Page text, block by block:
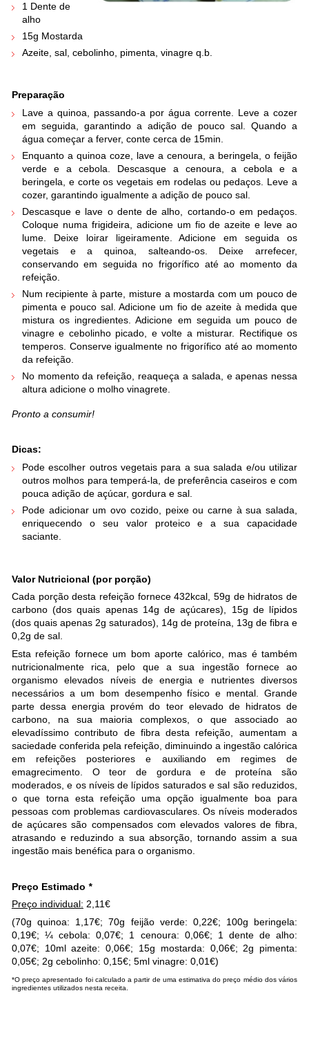
1 Dente de
alho
15g Mostarda
Azeite, sal, cebolinho, pimenta, vinagre q.b.
Preparação
Lave a quinoa, passando-a por água corrente. Leve a cozer
em seguida, garantindo a adição de pouco sal. Quando a
água começar a ferver, conte cerca de 15min.
Enquanto a quinoa coze, lave a cenoura, a beringela, o feijão
verde e a cebola. Descasque a cenoura, a cebola e a
beringela, e corte os vegetais em rodelas ou pedaços. Leve a
cozer, garantindo igualmente a adição de pouco sal.
Descasque e lave o dente de alho, cortando-o em pedaços.
Coloque numa frigideira, adicione um fio de azeite e leve ao
lume. Deixe loirar ligeiramente. Adicione em seguida os
vegetais e a quinoa, salteando-os. Deixe arrefecer,
conservando em seguida no frigorífico até ao momento da
refeição.
Num recipiente à parte, misture a mostarda com um pouco de
pimenta e pouco sal. Adicione um fio de azeite à medida que
mistura os ingredientes. Adicione em seguida um pouco de
vinagre e cebolinho picado, e volte a misturar. Rectifique os
temperos. Conserve igualmente no frigorífico até ao momento
da refeição.
No momento da refeição, reaqueça a salada, e apenas nessa
altura adicione o molho vinagrete.
Pronto a consumir!
Dicas:
Pode escolher outros vegetais para a sua salada e/ou utilizar
outros molhos para temperá-la, de preferência caseiros e com
pouca adição de açúcar, gordura e sal.
Pode adicionar um ovo cozido, peixe ou carne à sua salada,
enriquecendo o seu valor proteico e a sua capacidade
saciante.
Valor Nutricional (por porção)
Cada porção desta refeição fornece 432kcal, 59g de hidratos de
carbono (dos quais apenas 14g de açúcares), 15g de lípidos
(dos quais apenas 2g saturados), 14g de proteína, 13g de fibra e
0,2g de sal.
Esta refeição fornece um bom aporte calórico, mas é também
nutricionalmente rica, pelo que a sua ingestão fornece ao
organismo elevados níveis de energia e nutrientes diversos
necessários a um bom desempenho físico e mental. Grande
parte dessa energia provém do teor elevado de hidratos de
carbono, na sua maioria complexos, o que associado ao
elevadíssimo contributo de fibra desta refeição, aumentam a
saciedade conferida pela refeição, diminuindo a ingestão calórica
em refeições posteriores e auxiliando em regimes de
emagrecimento. O teor de gordura e de proteína são
moderados, e os níveis de lípidos saturados e sal são reduzidos,
o que torna esta refeição uma opção igualmente boa para
pessoas com problemas cardiovasculares. Os níveis moderados
de açúcares são compensados com elevados valores de fibra,
atrasando e reduzindo a sua absorção, tornando assim a sua
ingestão mais benéfica para o organismo.
Preço Estimado *
Preço individual: 2,11€
(70g quinoa: 1,17€; 70g feijão verde: 0,22€; 100g beringela:
0,19€; ¼ cebola: 0,07€; 1 cenoura: 0,06€; 1 dente de alho:
0,07€; 10ml azeite: 0,06€; 15g mostarda: 0,06€; 2g pimenta:
0,05€; 2g cebolinho: 0,15€; 5ml vinagre: 0,01€)
*O preço apresentado foi calculado a partir de uma estimativa do preço médio dos vários
ingredientes utilizados nesta receita.